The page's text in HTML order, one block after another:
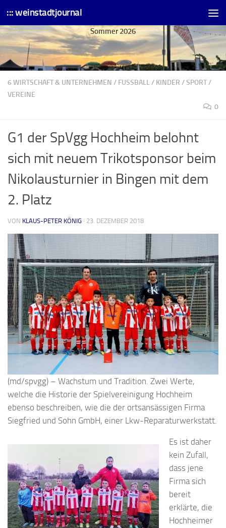
Skip to content
::: weinstadtjournal
Sommer 2026
6 WIRTSCHAFT & UNTERNEHMEN / FUSSBALL / KINDER /SPORT/
VEREINE
0
G1 der SpVgg Hochheim belohnt
sich mit neuem Trikotsponsor beim
Nikolausturnier in Bingen mit dem
2. Platz
VON KLAUS-PETER KÖNIG · 23. DEZEMBER 2018
(md/spvgg) – Wachstum und Tradition. Zwei Werte,
welche die Historie der Spielvereinigung Hochheim
ebenso beschreiben, wie die der ortsansässigen Firma
Siegfried und Sohn GmbH, einer Lkw-Reparaturwerkstatt.
Es ist daher
kein Zufall,
dass jene
Firma sich
bereit
erklärte, die
Hochheimer